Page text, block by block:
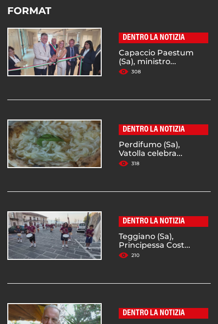
FORMAT
DENTRO LA NOTIZIA
Capaccio Paestum
(Sa), ministro...
308
DENTRO LA NOTIZIA
Perdifumo (Sa),
Vatolla celebra...
318
DENTRO LA NOTIZIA
Teggiano (Sa),
Principessa Cost...
210
DENTRO LA NOTIZIA